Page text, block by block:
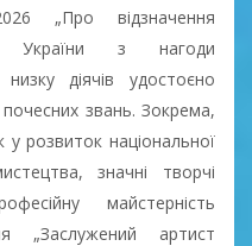
„Про відзначення
України з нагоди
діячів удостоєно
звань. Зокрема,
розвиток національної
значні творчі
майстерність
„Заслужений артист